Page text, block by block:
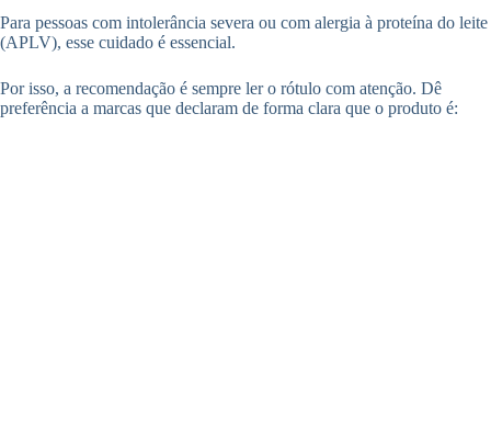
Para pessoas com intolerância severa ou com alergia à proteína do leite
(APLV), esse cuidado é essencial.
Por isso, a recomendação é sempre ler o rótulo com atenção. Dê
preferência a marcas que declaram de forma clara que o produto é: